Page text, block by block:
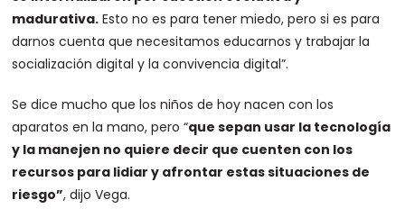
madurativa. Esto no es para tener miedo, pero si es para
darnos cuenta que necesitamos educarnos y trabajar la
socialización digital y la convivencia digital”.
Se dice mucho que los niños de hoy nacen con los
aparatos en la mano, pero “que sepan usar la tecnología
y la manejen no quiere decir que cuenten con los
recursos para lidiar y afrontar estas situaciones de
riesgo”, dijo Vega.